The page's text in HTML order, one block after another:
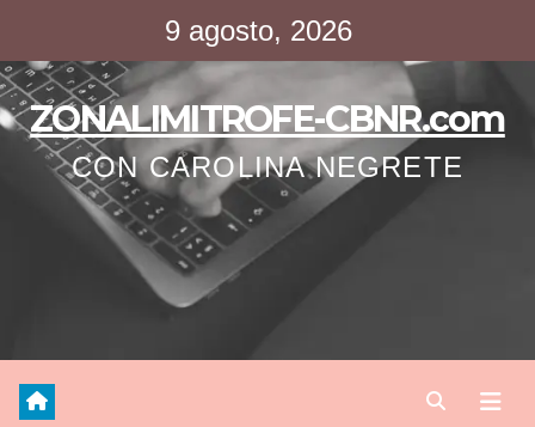
contenido
9 agosto, 2026
ZONALIMITROFE-CBNR.com
CON CAROLINA NEGRETE